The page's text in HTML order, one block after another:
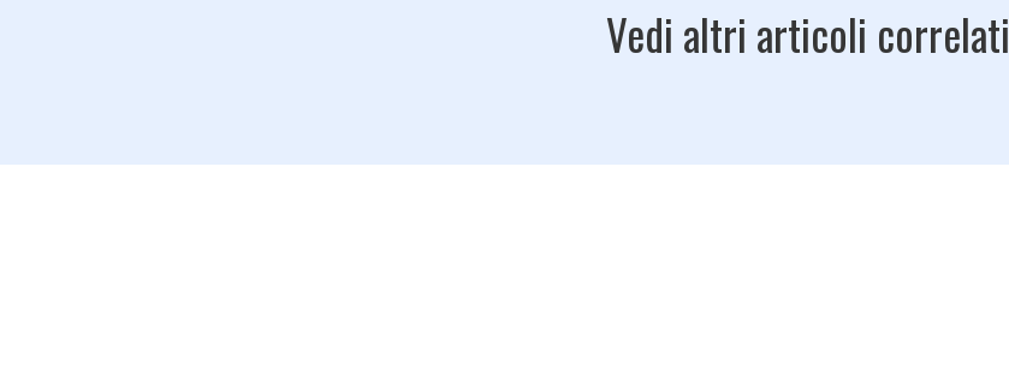
Vedi altri articoli correlati